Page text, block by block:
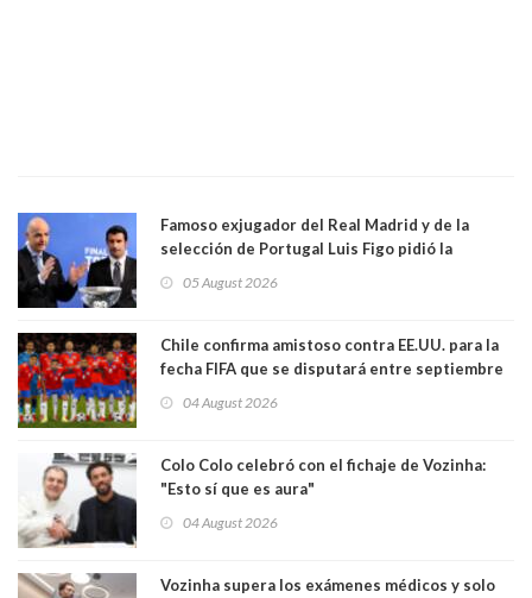
Famoso exjugador del Real Madrid y de la
selección de Portugal Luis Figo pidió la
comportamiento más bajo y cobarde que he
05 August 2026
Chile confirma amistoso contra EE.UU. para la
fecha FIFA que se disputará entre septiembre
04 August 2026
Colo Colo celebró con el fichaje de Vozinha:
"Esto sí que es aura"
04 August 2026
Vozinha supera los exámenes médicos y solo